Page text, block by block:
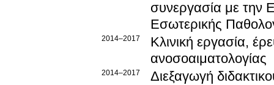
συνεργασία με την
Εσωτερικής
2014–2017
Κλινική εργασία,
ανοσοαιματολογίας
2014–2017
Διεξαγωγή